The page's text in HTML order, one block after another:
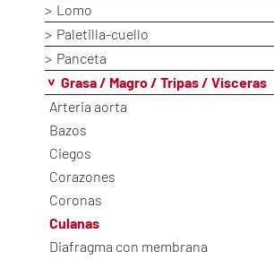
Lomo
Paletilla-cuello
Panceta
Grasa / Magro / Tripas / Visceras
Arteria aorta
Bazos
Ciegos
Corazones
Coronas
Culanas
Diafragma con membrana